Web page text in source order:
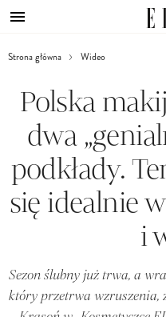
Strona główna Wideo
Polska
dwa
podkłady.
się idealnie
i
Sezon ślubny już trwa, a
który przetrwa wzruszenia,